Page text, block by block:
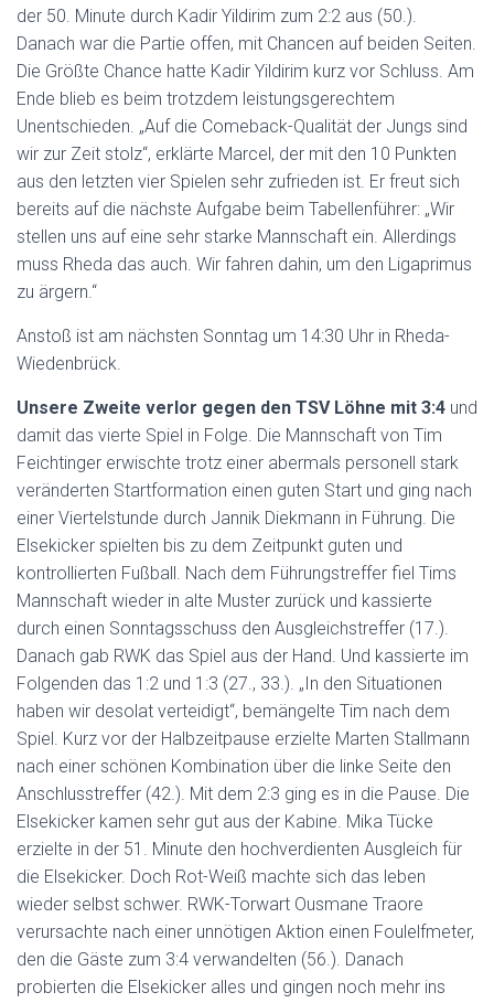
der 50. Minute durch Kadir Yildirim zum 2:2 aus (50.).
Danach war die Partie offen, mit Chancen auf beiden Seiten.
Die Größte Chance hatte Kadir Yildirim kurz vor Schluss. Am
Ende blieb es beim trotzdem leistungsgerechtem
Unentschieden. „Auf die Comeback-Qualität der Jungs sind
wir zur Zeit stolz“, erklärte Marcel, der mit den 10 Punkten
aus den letzten vier Spielen sehr zufrieden ist. Er freut sich
bereits auf die nächste Aufgabe beim Tabellenführer: „Wir
stellen uns auf eine sehr starke Mannschaft ein. Allerdings
muss Rheda das auch. Wir fahren dahin, um den Ligaprimus
zu ärgern.“
Anstoß ist am nächsten Sonntag um 14:30 Uhr in Rheda-
Wiedenbrück.
Unsere Zweite verlor gegen den TSV Löhne mit 3:4 und
damit das vierte Spiel in Folge. Die Mannschaft von Tim
Feichtinger erwischte trotz einer abermals personell stark
veränderten Startformation einen guten Start und ging nach
einer Viertelstunde durch Jannik Diekmann in Führung. Die
Elsekicker spielten bis zu dem Zeitpunkt guten und
kontrollierten Fußball. Nach dem Führungstreffer fiel Tims
Mannschaft wieder in alte Muster zurück und kassierte
durch einen Sonntagsschuss den Ausgleichstreffer (17.).
Danach gab RWK das Spiel aus der Hand. Und kassierte im
Folgenden das 1:2 und 1:3 (27., 33.). „In den Situationen
haben wir desolat verteidigt“, bemängelte Tim nach dem
Spiel. Kurz vor der Halbzeitpause erzielte Marten Stallmann
nach einer schönen Kombination über die linke Seite den
Anschlusstreffer (42.). Mit dem 2:3 ging es in die Pause. Die
Elsekicker kamen sehr gut aus der Kabine. Mika Tücke
erzielte in der 51. Minute den hochverdienten Ausgleich für
die Elsekicker. Doch Rot-Weiß machte sich das leben
wieder selbst schwer. RWK-Torwart Ousmane Traore
verursachte nach einer unnötigen Aktion einen Foulelfmeter,
den die Gäste zum 3:4 verwandelten (56.). Danach
probierten die Elsekicker alles und gingen noch mehr ins